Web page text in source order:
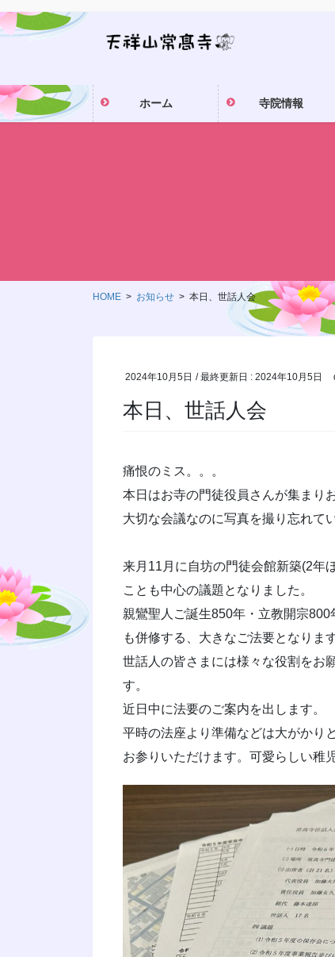
ン
ツ
に
移
ビ
シ
ョ
ン
ホーム 寺院情報
HOME お知らせ 本日、世話人会
2024年10月5日 / 最終更新日 :2024年10月5日
本日、世話人会
痛恨のミス。。。
本日はお寺の門徒役員さんが集まり
大切な会議なのに写真を撮り忘れて
来月11月に自坊の門徒会館新築(2年
ことも中心の議題となりました。
親鸞聖人ご誕生850年・立教開宗
も併修する、大きなご法要となります
世話人の皆さまには様々な役割をお
す。
近日中に法要のご案内を出します。
平時の法座より準備などは大がかり
お参りいただけます。可愛らしい稚